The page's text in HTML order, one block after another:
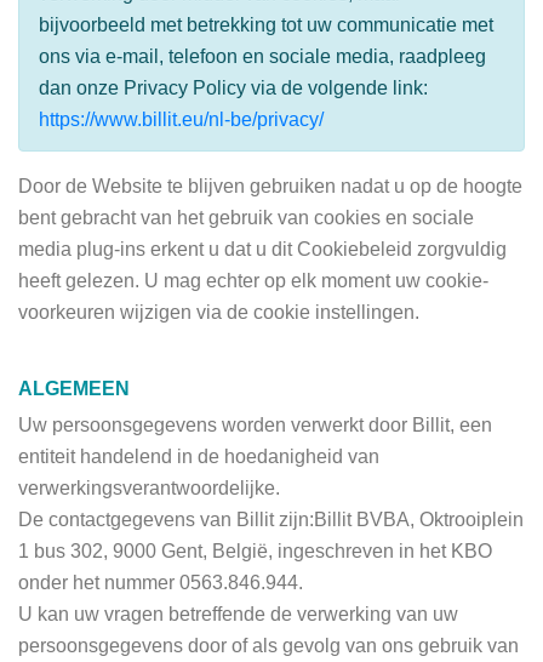
bijvoorbeeld met betrekking tot uw communicatie met
ons via e-mail, telefoon en sociale media, raadpleeg
dan onze Privacy Policy via de volgende link:
https://www.billit.eu/nl-be/privacy/
Door de Website te blijven gebruiken nadat u op de hoogte
bent gebracht van het gebruik van cookies en sociale
media plug-ins erkent u dat u dit Cookiebeleid zorgvuldig
heeft gelezen. U mag echter op elk moment uw cookie-
voorkeuren wijzigen via de cookie instellingen.
ALGEMEEN
Uw persoonsgegevens worden verwerkt door Billit, een
entiteit handelend in de hoedanigheid van
verwerkingsverantwoordelijke.
De contactgegevens van Billit zijn:Billit BVBA, Oktrooiplein
1 bus 302, 9000 Gent, België, ingeschreven in het KBO
onder het nummer 0563.846.944.
U kan uw vragen betreffende de verwerking van uw
persoonsgegevens door of als gevolg van ons gebruik van